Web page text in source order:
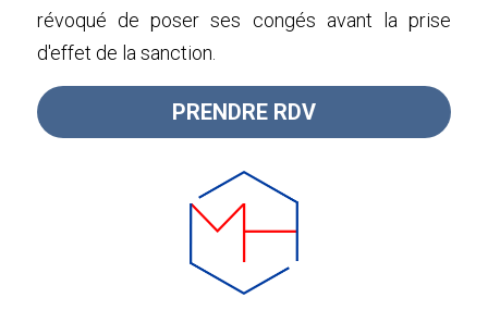
révoqué de poser ses congés avant la prise
d'effet de la sanction.
PRENDRE RDV